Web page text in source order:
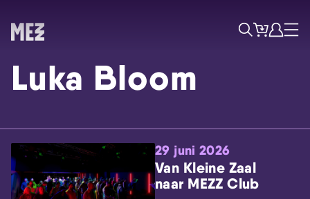
Skip navigatie
ZoekTicketsAccount
Menu
Luka Bloom
29 juni 2026
Van Kleine Zaal
naar MEZZ Club